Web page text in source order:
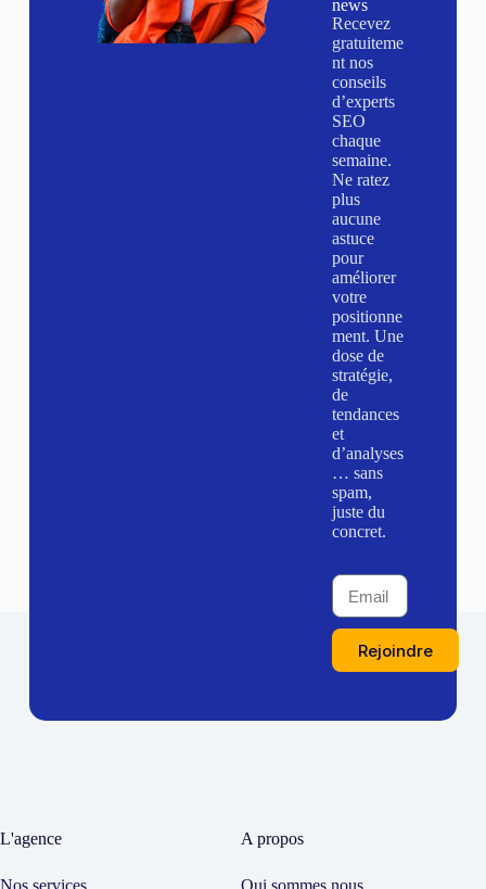
news
Recevez
gratuiteme
nt nos
conseils
d’experts
SEO
chaque
semaine.
Ne ratez
plus
aucune
astuce
pour
améliorer
votre
positionne
ment. Une
dose de
stratégie,
de
tendances
et
d’analyses
… sans
spam,
juste du
concret.
Rejoindre
L'agence A propos